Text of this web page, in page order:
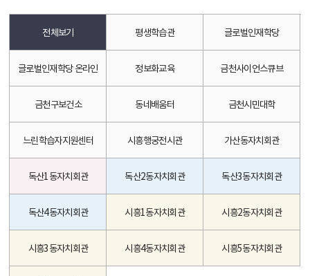
전체보기 평생학습관 글로벌인재학당
글로벌인재학당 온라인 정보화교육 금천사이언스큐브
금천구보건소 동네배움터 금천시민대학
느린학습자지원센터 시흥행궁전시관 가산동자치회관
독산1동자치회관 독산2동자치회관 독산3동자치회관
독산4동자치회관 시흥1동자치회관 시흥2동자치회관
시흥3동자치회관 시흥4동자치회관 시흥5동자치회관